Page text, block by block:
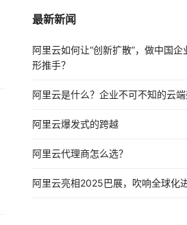
最新新闻
阿里云如何让“创新扩散”，做中国企
形推手？
阿里云是什么？企业不可不知的云端
阿里云爆发式的跨越
阿里云代理商怎么选？
阿里云亮相2025巴展，吹响全球化